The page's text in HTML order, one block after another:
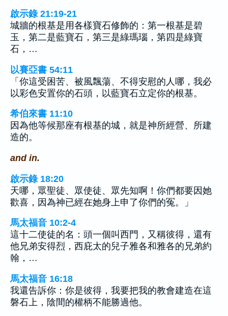
啟示錄 21:19-21
城牆的根基是用各樣寶石修飾的：第一根基是碧
玉，第二是藍寶石，第三是綠瑪瑙，第四是綠寶
石，…
以賽亞書 54:11
「你這受困苦、被風飄蕩、不得安慰的人哪，我必
以彩色安置你的石頭，以藍寶石立定你的根基。
希伯來書 11:10
因為他等候那座有根基的城，就是神所經營、所建
造的。
and in.
啟示錄 18:20
天哪，眾聖徒、眾使徒、眾先知啊！你們都要因她
歡喜，因為神已經在她身上申了你們的冤。」
馬太福音 10:2-4
這十二使徒的名：頭一個叫西門，又稱彼得，還有
他兄弟安得烈，西庇太的兒子雅各和雅各的兄弟約
翰，…
馬太福音 16:18
我還告訴你：你是彼得，我要把我的教會建造在這
磐石上，陰間的權柄不能勝過他。